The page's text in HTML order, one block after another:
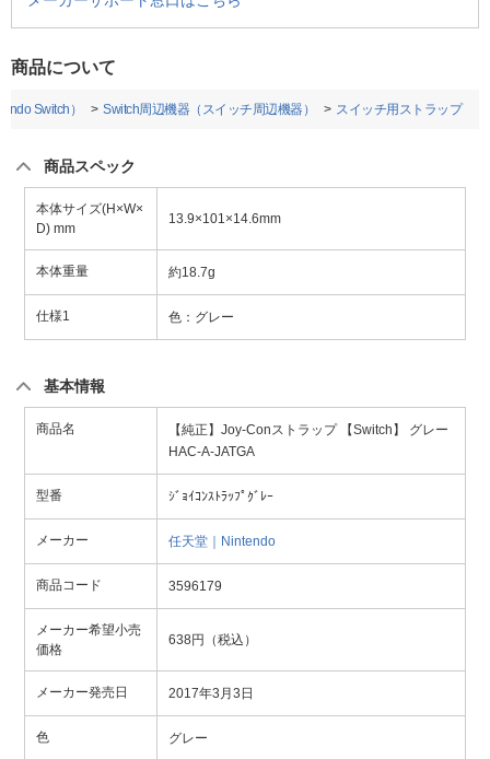
商品について
Switch） Switch周辺機器（スイッチ周辺機器） スイッチ用ストラップ
商品スペック
本体サイズ(H×W×
D) mm
13.9×101×14.6mm
本体重量 約18.7g
仕様1 色：グレー
基本情報
商品名
【純正】Joy-Conストラップ 【Switch】 グレー
HAC-A-JATGA
型番 ｼﾞｮｲｺﾝｽﾄﾗｯﾌﾟｸﾞﾚｰ
メーカー 任天堂｜Nintendo
商品コード 3596179
メーカー希望小売
価格
638円（税込）
メーカー発売日 2017年3月3日
色 グレー